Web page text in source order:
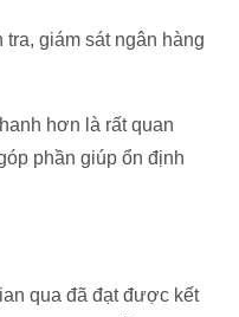
giám sát ngân hàng
hơn là rất quan
phần giúp ổn định
qua đã đạt được kết